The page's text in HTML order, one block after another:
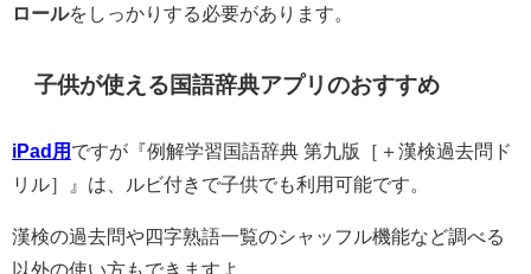
ロールをしっかりする必要があります。
子供が使える国語辞典アプリのおすすめ
iPad用 ですが『例解学習国語辞典 第九版［＋漢検過去問ド
リル］』は、ルビ付きで子供でも利用可能です。
漢検の過去問や四字熟語一覧のシャッフル機能など調べる
以外の使い方もできますよ。